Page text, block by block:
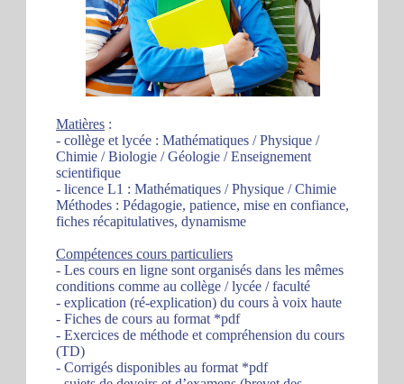
Matières :
- collège et lycée : Mathématiques / Physique /
Chimie / Biologie / Géologie / Enseignement
scientifique
- licence L1 : Mathématiques / Physique / Chimie
Méthodes : Pédagogie, patience, mise en confiance,
fiches récapitulatives, dynamisme
Compétences cours particuliers
- Les cours en ligne sont organisés dans les mêmes
conditions comme au collège / lycée / faculté
- explication (ré-explication) du cours à voix haute
- Fiches de cours au format *pdf
- Exercices de méthode et compréhension du cours
(TD)
- Corrigés disponibles au format *pdf